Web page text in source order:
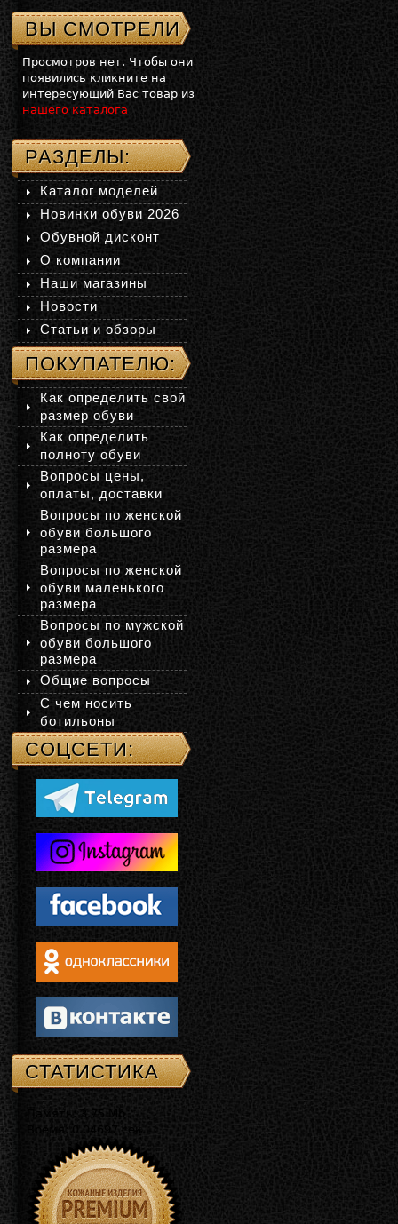
ВЫ СМОТРЕЛИ
Просмотров нет. Чтобы они
появились кликните на
интересующий Вас товар из
нашего каталога
РАЗДЕЛЫ:
Каталог моделей
Новинки обуви 2026
Обувной дисконт
О компании
Наши магазины
Новости
Статьи и обзоры
ПОКУПАТЕЛЮ:
Как определить свой
размер обуви
Как определить
полноту обуви
Вопросы цены,
оплаты, доставки
Вопросы по женской
обуви большого
размера
Вопросы по женской
обуви маленького
размера
Вопросы по мужской
обуви большого
размера
Общие вопросы
С чем носить
ботильоны
СОЦСЕТИ:
СТАТИСТИКА
Память: 3.75 Mb
Время: 0.04697 сек.